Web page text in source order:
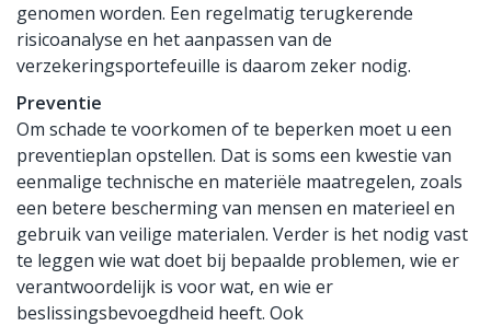
genomen worden. Een regelmatig terugkerende
risicoanalyse en het aanpassen van de
verzekeringsportefeuille is daarom zeker nodig.
Preventie
Om schade te voorkomen of te beperken moet u een
preventieplan opstellen. Dat is soms een kwestie van
eenmalige technische en materiële maatregelen, zoals
een betere bescherming van mensen en materieel en
gebruik van veilige materialen. Verder is het nodig vast
te leggen wie wat doet bij bepaalde problemen, wie er
verantwoordelijk is voor wat, en wie er
beslissingsbevoegdheid heeft. Ook